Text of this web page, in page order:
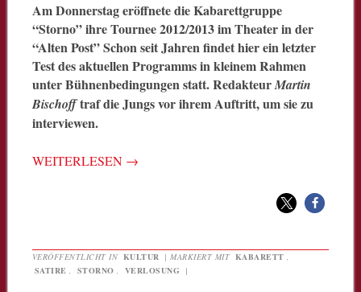
Am Donnerstag eröffnete die Kabarettgruppe
“Storno” ihre Tournee 2012/2013 im Theater in der
“Alten Post” Schon seit Jahren findet hier ein letzter
Test des aktuellen Programms in kleinem Rahmen
unter Bühnenbedingungen statt. RedakteurMartin
Bischofftraf die Jungs vor ihrem Auftritt, um sie zu
interviewen.
WEITERLESEN →
VERÖFFENTLICHT IN KULTUR |MARKIERT MIT KABARETT ,
SATIRE , STORNO , VERLOSUNG |